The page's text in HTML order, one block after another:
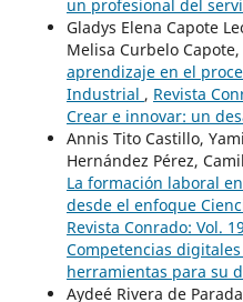
un profesional del
Gladys Elena Capote
Melisa Curbelo Capote,
aprendizaje en el
Industrial , Revista
Crear e innovar: un
Annis Tito Castillo,
Hernández Pérez,
La formación laboral
desde el enfoque
Revista Conrado: Vol.
Competencias
herramientas para su
Aydeé Rivera de